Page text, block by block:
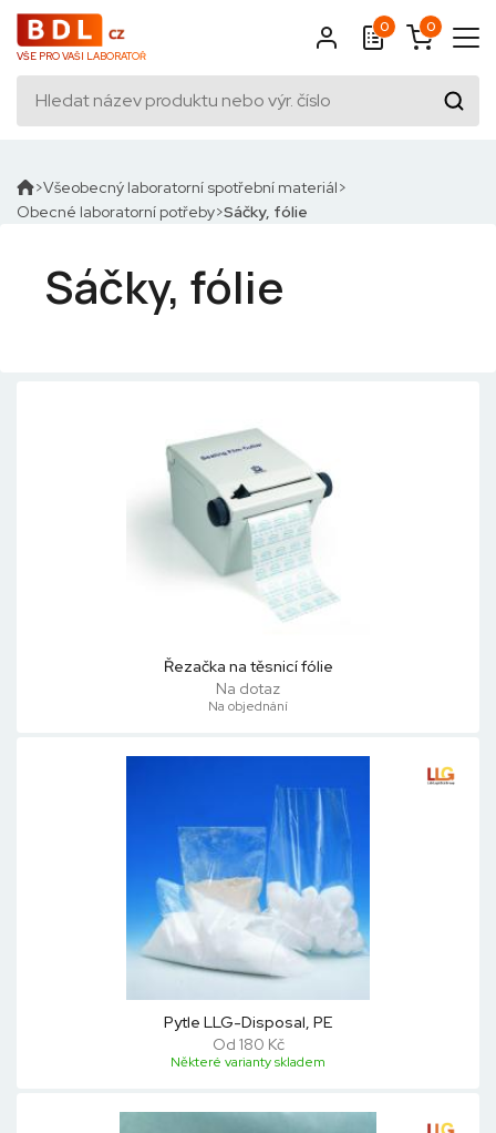
VŠE PRO VAŠI LABORATOŘ
0 0
Všeobecný laboratorní spotřební materiál
Obecné laboratorní potřeby Sáčky, fólie
Sáčky, fólie
Řezačka na těsnicí fólie
Na dotaz
Na objednání
Pytle LLG-Disposal, PE
Od 180 Kč
Některé varianty skladem